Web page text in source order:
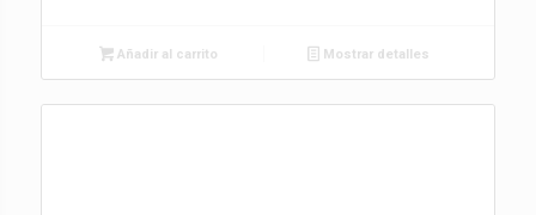
Añadir al carrito Mostrar detalles